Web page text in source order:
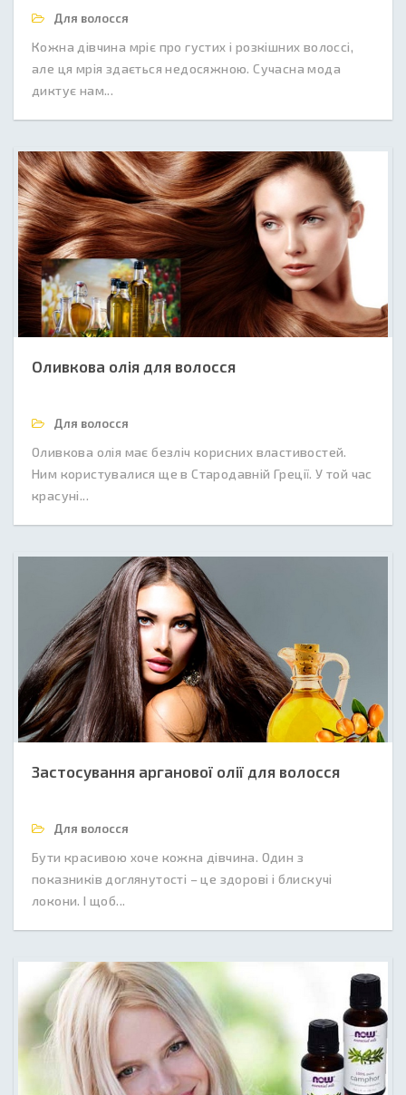
Для волосся
Кожна дівчина мріє про густих і розкішних волоссі,
але ця мрія здається недосяжною. Сучасна мода
диктує нам...
Оливкова олія для волосся
Для волосся
Оливкова олія має безліч корисних властивостей.
Ним користувалися ще в Стародавній Греції. У той час
красуні...
Застосування арганової олії для волосся
Для волосся
Бути красивою хоче кожна дівчина. Один з
показників доглянутості – це здорові і блискучі
локони. І щоб...